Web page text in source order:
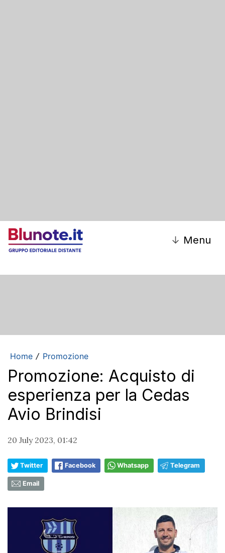
↓ Menu
Home / Promozione
Promozione: Acquisto di
esperienza per la Cedas
Avio Brindisi
20 July 2023, 01:42
Twitter Facebook Whatsapp Telegram
Email